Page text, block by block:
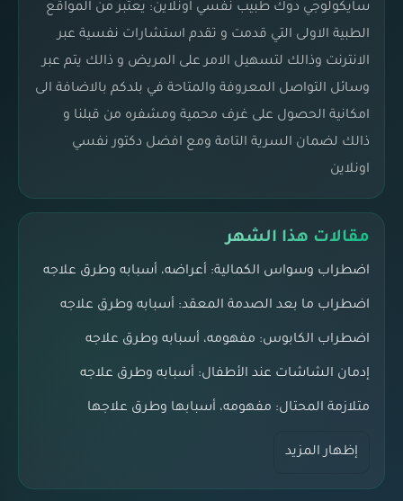
سايكولوجي دوك طبيب نفسي اونلاين: يعتبر من المواقع
الطبية الاولى التي قدمت و تقدم استشارات نفسية عبر
الانترنت وذالك لتسهيل الامر على المريض و ذالك يتم عبر
وسائل التواصل المعروفة والمتاحة في بلدكم بالاضافة الى
امكانية الحصول على غرف محمية ومشفره من قبلنا و
ذالك لضمان السرية التامة ومع افضل دكتور نفسي
اونلاين
مقالات هذا الشهر
اضطراب وسواس الكمالية: أعراضه، أسبابه وطرق علاجه
اضطراب ما بعد الصدمة المعقد: أسبابه وطرق علاجه
اضطراب الكابوس: مفهومه، أسبابه وطرق علاجه
إدمان الشاشات عند الأطفال: أسبابه وطرق علاجه
متلازمة المحتال: مفهومه، أسبابها وطرق علاجها
إظهار المزيد